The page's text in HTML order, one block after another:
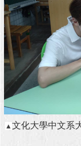
台
北
通
陳
情
系
統
公
民
▲文化大學中文系